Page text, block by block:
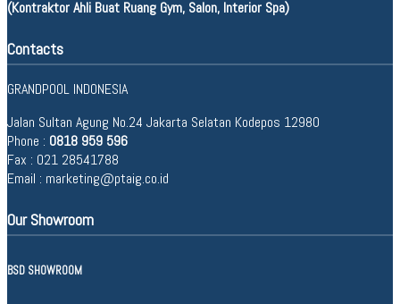
(Kontraktor Ahli Buat Ruang Gym, Salon, Interior Spa)
Contacts
GRANDPOOL INDONESIA
Jalan Sultan Agung No.24 Jakarta Selatan Kodepos 12980
Phone : 0818 959 596
Fax : 021 28541788
Email : marketing@ptaig.co.id
Our Showroom
BSD SHOWROOM